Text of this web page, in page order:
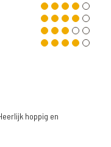
hoppig en